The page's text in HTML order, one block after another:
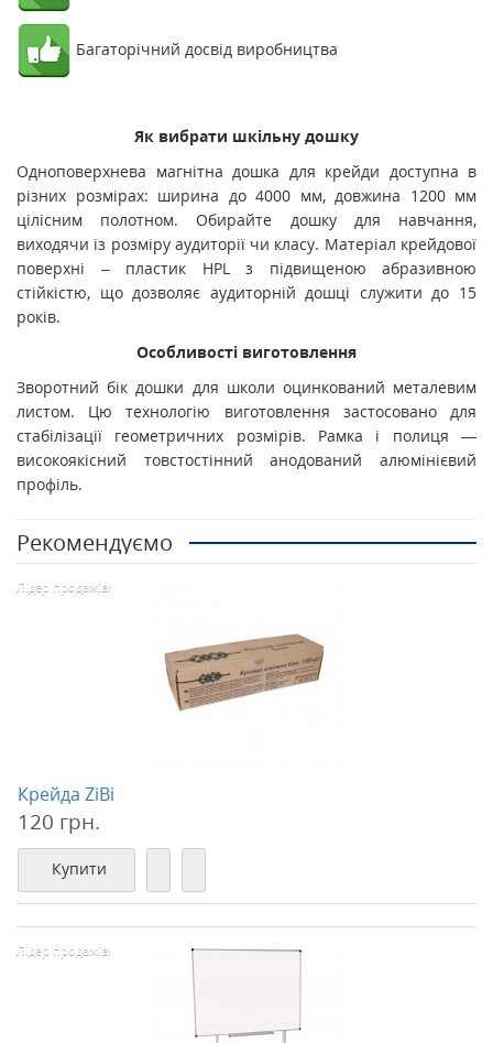
Багаторічний досвід виробництва
Як вибрати шкільну дошку
Одноповерхнева магнітна дошка для крейди доступна в
різних розмірах: ширина до 4000 мм, довжина 1200 мм
цілісним полотном. Обирайте дошку для навчання,
виходячи із розміру аудиторії чи класу. Матеріал крейдової
поверхні – пластик HPL з підвищеною абразивною
стійкістю, що дозволяє аудиторній дошці служити до 15
років.
Особливості виготовлення
Зворотний бік дошки для школи оцинкований металевим
листом. Цю технологію виготовлення застосовано для
стабілізації геометричних розмірів. Рамка і полиця —
високоякісний товстостінний анодований алюмінієвий
профіль.
Рекомендуємо
Лідер продажів!
Крейда ZiBi
120 грн.
Купити
Лідер продажів!